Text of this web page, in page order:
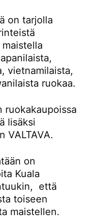
on tarjolla
vietnamilaista,
ruokaa.
ruokakaupoissa
lisäksi
VALTAVA.
on
Kuala
että
toiseen
maistellen.